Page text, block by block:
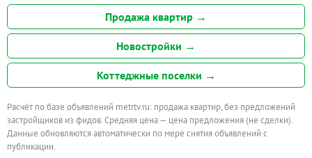
Продажа квартир →
Новостройки →
Коттеджные поселки →
Расчёт по базе объявлений metrtv.ru: продажа квартир, без предложений
застройщиков из фидов. Средняя цена — цена предложения (не сделки).
Данные обновляются автоматически по мере снятия объявлений с
публикации.